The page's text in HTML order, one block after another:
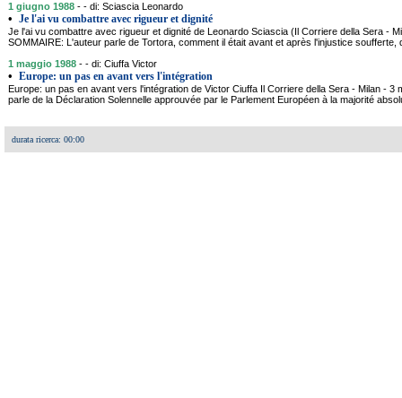
1 giugno 1988 - - di: Sciascia Leonardo
• Je l'ai vu combattre avec rigueur et dignité
Je l'ai vu combattre avec rigueur et dignité de Leonardo Sciascia (Il Corriere della Sera -
SOMMAIRE: L'auteur parle de Tortora, comment il était avant et après l'injustice soufferte,
1 maggio 1988 - - di: Ciuffa Victor
• Europe: un pas en avant vers l'intégration
Europe: un pas en avant vers l'intégration de Victor Ciuffa Il Corriere della Sera - Milan - 3
parle de la Déclaration Solennelle approuvée par le Parlement Européen à la majorité
durata ricerca: 00:00